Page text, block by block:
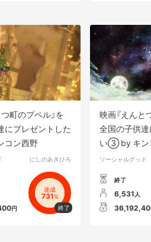
町のプペル』を
にプレゼントした
ン西野
にしのあきひろ
円
達成
731%
映画『えんと
全国の子供
い③ by キン
ソーシャルグッド
終了
6,531 人